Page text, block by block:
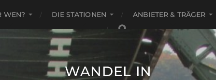
WEN? DIE STATIONEN ANBIETER & TRÄGER
WANDEL IN